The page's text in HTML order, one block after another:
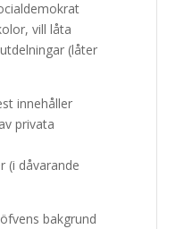
vill låta
(låter
innehåller
privata
(i dåvarande
bakgrund